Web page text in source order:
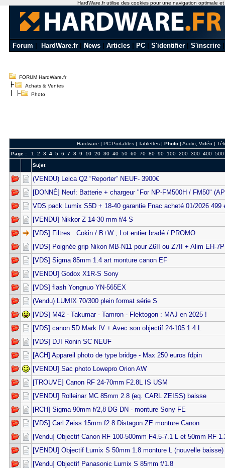
Forum HardWare.fr News Articles PC S'identifier S'inscrire
FORUM HardWare.fr
Achats & Ventes
Photo
Hardware | PC Portables| Tablettes| Photo| Audio, Vidéo|
Page :
1 2 3 4 5 6 7 8 9 10 20 30 40 50 60 70 80 90 100 200 300 400 500
Sujet
(VENDU) Leica Q2 “Reporter” NEUF- 3900€
[DONNÉ] Neuf: Batterie + chargeur "For NP-FM500H / FM50"
VDS pack Lumix S5D + 18-40 garantie Fnac acheté 01/2026 499
[VENDU] Nikkor Z 14-30 mm f/4 S
[VDS] Filtres : Cokin / B+W , Lot entier bradé / PROMO
[VDS] Poignée grip Nikon MB-N11 pour Z6II ou Z7II + Alim EH-7P
[VDS] Sigma 85mm 1.4 art monture canon EF
[VENDU] Godox X1R-S Sony
[VDS] flash Yongnuo YN-565EX
(Vendu) LUMIX 70/300 plein format série S
[VDS] M42 - Takumar - Tamron - Flektogon : MAJ en 2025 !
[VDS] canon 5D Mark IV + Avec son objectif 24-105 1:4 L
[VDS] DJI Ronin SC NEUF
[ACH] Appareil photo de type bridge - Max 250 euros fdpin
[VENDU] Sac photo Lowepro Orion AW
[TROUVE] Canon RF 24-70mm F2.8L IS USM
[VENDU] Rolleinar MC 85mm 2.8 (eq. CARL ZEISS) baisse
[RCH] Sigma 90mm f/2,8 DG DN - monture Sony FE
[VDS] Carl Zeiss 15mm f2.8 Distagon ZE monture Canon
[Vendu] Objectif Canon RF 100-500mm F4.5-7.1 L et 50mm RF
[VENDU] Objectif Lumix S 50mm 1.8 monture L (nouvelle baisse)
[Vendu] Objectif Panasonic Lumix S 85mm f/1.8
HardWare.fr utilise des cookies pour une navigation optimale